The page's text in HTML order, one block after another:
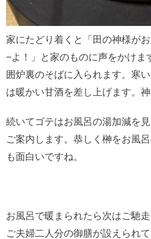
家にたどり着くと「田の神様が
−よ！」と家のものに声をかけま
囲炉裏のそばに入られます。寒
は暖かい甘酒を差し上げます。
続いてゴテはお風呂の湯加減を
ご案内します。恭しく榊をお風
も面白いですね。
お風呂で暖まられたら次はご馳
ご夫婦二人分の御膳が設えられ